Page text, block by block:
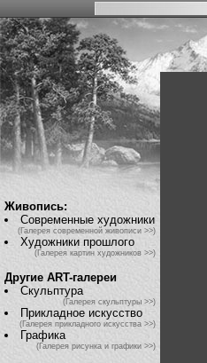
Живопись:
Современные художники
(Галерея современной живописи >>)
Художники прошлого
(Галерея картин художников >>)
Другие ART-галереи
Скульптура
(Галерея скульптуры >>)
Прикладное искусство
(Галерея прикладного искусства >>)
Графика
(Галерея рисунка и графики >>)